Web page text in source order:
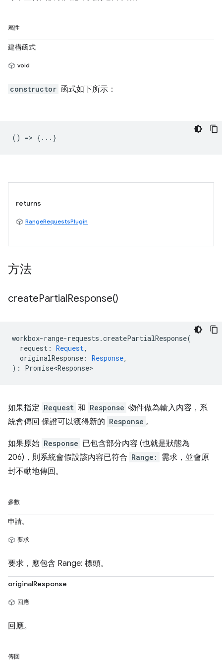
屬性
建構函式
void
constructor 函式如下所示：
() => {...}
returns
RangeRequestsPlugin
方法
createPartialResponse()
workbox-range-requests .createPartialResponse(
request : Request,
originalResponse : Response,
) : Promise<Response>
如果指定 Request 和 Response 物件做為輸入內容，系
統會傳回 保證可以獲得新的 Response 。
如果原始 Response 已包含部分內容 (也就是狀態為
206)，則系統會假設該內容已符合 Range:
需求，並會原
封不動地傳回。
參數
申請。
要求
要求，應包含 Range: 標頭。
originalResponse
回應
回應。
傳回